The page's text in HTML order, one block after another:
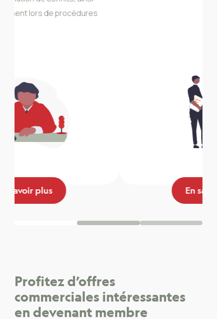
Profitez d’offres
commerciales intéressantes
en devenant membre